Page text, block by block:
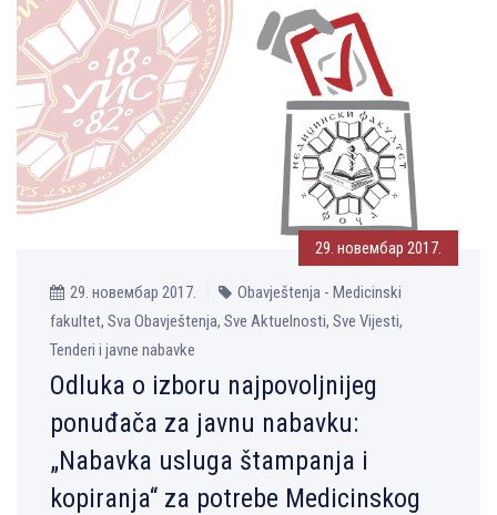
29. новембар 2017.
29. новембар 2017.
Obavještenja - Medicinski
fakultet, Sva Obavještenja, Sve Aktuelnosti, Sve Vijesti,
Tenderi i javne nabavke
Odluka o izboru najpovolјnijeg
ponuđača za javnu nabavku:
„Nabavka usluga štampanja i
kopiranja“ za potrebe Medicinskog